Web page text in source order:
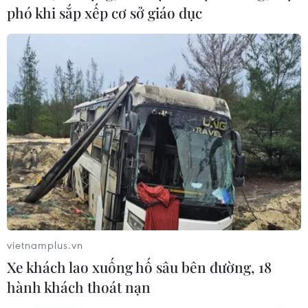
đường, 18 hành khách thoát nạn
07/08/2026 08:39
Dự án đường sắt nhẹ Phú Quốc sẽ
vận hành chạy thử nghiệm vào giữa
năm 2027
07/08/2026 08:28
Bộ Xây dựng yêu cầu đầu tư hệ
thống trạm sạc điện trên cao tốc
Bắc-Nam
phó khi sắp xếp cơ sở giáo dục
vietnamplus.vn
Xe khách lao xuống hố sâu bên đường, 18
hành khách thoát nạn